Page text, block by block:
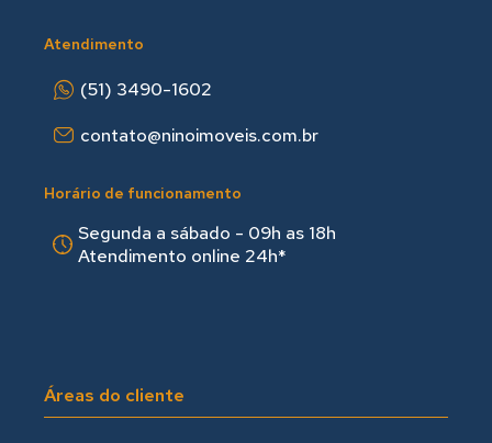
Atendimento
(51) 3490-1602
contato@ninoimoveis.com.br
Horário de funcionamento
Segunda a sábado - 09h as 18hㅤㅤ
Atendimento online 24h*
Áreas do cliente